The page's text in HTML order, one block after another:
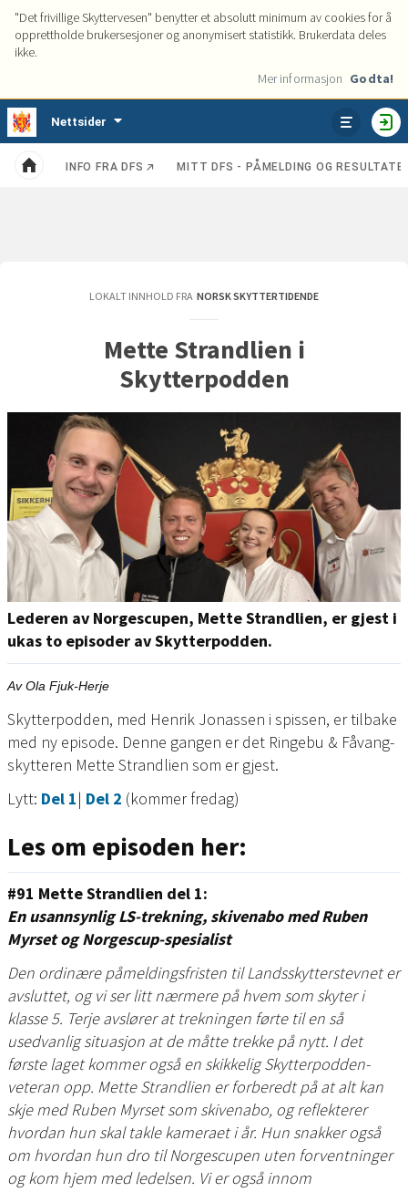
"Det frivillige Skyttervesen" benytter et absolutt minimum av cookies for å
opprettholde brukersesjoner og anonymisert statistikk. Brukerdata deles
ikke.
Mer informasjon Godta!
Tjenester
Nettsider
VIS
ENHETER
Kategorier
Hjem INFO FRA DFS MITT DFS - PÅMELDING OG
LOKALT INNHOLD FRA NORSK SKYTTERTIDENDE
Mette Strandlien i
Skytterpodden
Lederen av Norgescupen, Mette Strandlien, er gjest i
ukas to episoder av Skytterpodden.
Av Ola Fjuk-Herje
Skytterpodden, med Henrik Jonassen i spissen, er tilbake
med ny episode. Denne gangen er det Ringebu & Fåvang-
skytteren Mette Strandlien som er gjest.
Lytt: Del 1| Del 2 (kommer fredag)
Les om episoden her:
#91 Mette Strandlien del 1:
En usannsynlig LS-trekning, skivenabo med Ruben
Myrset og Norgescup-spesialist
Den ordinære påmeldingsfristen til Landsskytterstevnet er
avsluttet, og vi ser litt nærmere på hvem som skyter i
klasse 5. Terje avslører at trekningen førte til en så
usedvanlig situasjon at de måtte trekke på nytt. I det
første laget kommer også en skikkelig Skytterpodden-
veteran opp. Mette Strandlien er forberedt på at alt kan
skje med Ruben Myrset som skivenabo, og reflekterer
hvordan hun skal takle kameraet i år. Hun snakker også
om hvordan hun dro til Norgescupen uten forventninger
og kom hjem med ledelsen. Vi er også innom